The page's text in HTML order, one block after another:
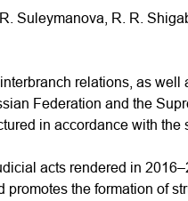
Suleymanova, R. R.
relations, as well
Federation and the
in accordance with the
acts rendered in
the formation of